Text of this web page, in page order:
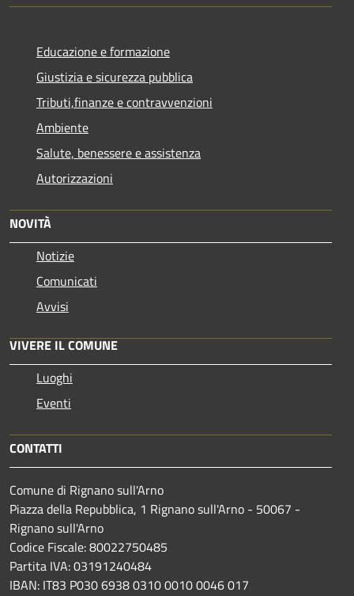
Educazione e formazione
Giustizia e sicurezza pubblica
Tributi,finanze e contravvenzioni
Ambiente
Salute, benessere e assistenza
Autorizzazioni
NOVITÀ
Notizie
Comunicati
Avvisi
VIVERE IL COMUNE
Luoghi
Eventi
CONTATTI
Comune di Rignano sull'Arno
Piazza della Repubblica, 1 Rignano sull'Arno - 50067 -
Rignano sull'Arno
Codice Fiscale: 80022750485
Partita IVA: 03191240484
IBAN: IT83 P030 6938 0310 0010 0046 017